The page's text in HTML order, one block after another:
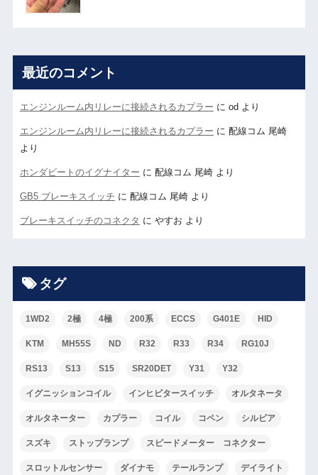
最近のコメント
エンジンルーム内リレーに接続されるカプラー に od より
エンジンルーム内リレーに接続されるカプラー に 配線コム 尾崎
より
ホンダビートのイグナイター に 配線コム 尾崎より
GB5 ブレーキスイッチ に 配線コム 尾崎より
ブレーキスイッチのコネクタ に やすお より
タグ
1WD2 2極 4極 200系 ECCS G401E HID
KTM MH55S ND R32 R33 R34 RG10J
RS13 S13 S15 SR20DET Y31 Y32
イグニッションコイル インヒビタースイッチ オルタネータ
オルタネーター カプラー コイル コペン シルビア
スズキ ストップランプ スピードメーター コネクター
スロットルセンサー ダイナモ テールランプ デイライト